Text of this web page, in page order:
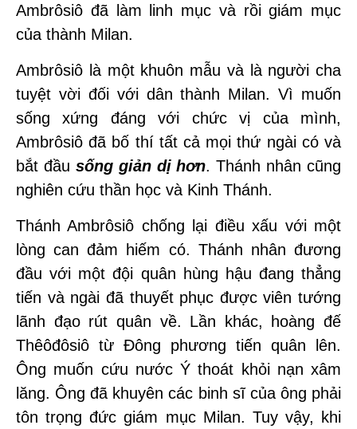
Ambrôsiô đã làm linh mục và rồi giám mục
của thành Milan.
Ambrôsiô là một khuôn mẫu và là người cha
tuyệt vời đối với dân thành Milan. Vì muốn
sống xứng đáng với chức vị của mình,
Ambrôsiô đã bố thí tất cả mọi thứ ngài có và
bắt đầu sống giản dị hơn. Thánh nhân cũng
nghiên cứu thần học và Kinh Thánh.
Thánh Ambrôsiô chống lại điều xấu với một
lòng can đảm hiếm có. Thánh nhân đương
đầu với một đội quân hùng hậu đang thẳng
tiến và ngài đã thuyết phục được viên tướng
lãnh đạo rút quân về. Lần khác, hoàng đế
Thêôđôsiô từ Đông phương tiến quân lên.
Ông muốn cứu nước Ý thoát khỏi nạn xâm
lăng. Ông đã khuyên các binh sĩ của ông phải
tôn trọng đức giám mục Milan. Tuy vậy, khi